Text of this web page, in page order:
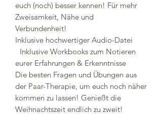
euch (noch) besser kennen! Für mehr
Zweisamkeit, Nähe und
Verbundenheit!
Inklusive hochwertiger Audio-Datei
Inklusive Workbooks zum Notieren
eurer Erfahrungen & Erkenntnisse
Die besten Fragen und Übungen aus
der Paar-Therapie, um euch noch näher
kommen zu lassen! Genießt die
Weihnachtszeit endlich zu zweit!